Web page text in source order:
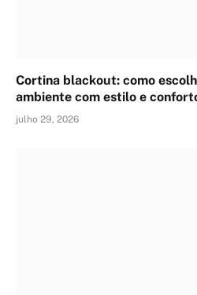
Cortina blackout: como
ambiente com estilo e
julho 29, 2026